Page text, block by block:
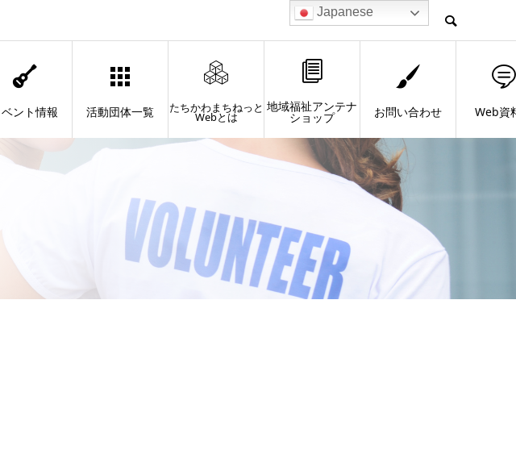
ント情報 活動団体一覧 たちかわまちねっと
Webとは
地域福祉アンテナ
ショップ お問い合わせ Web資
Japanese